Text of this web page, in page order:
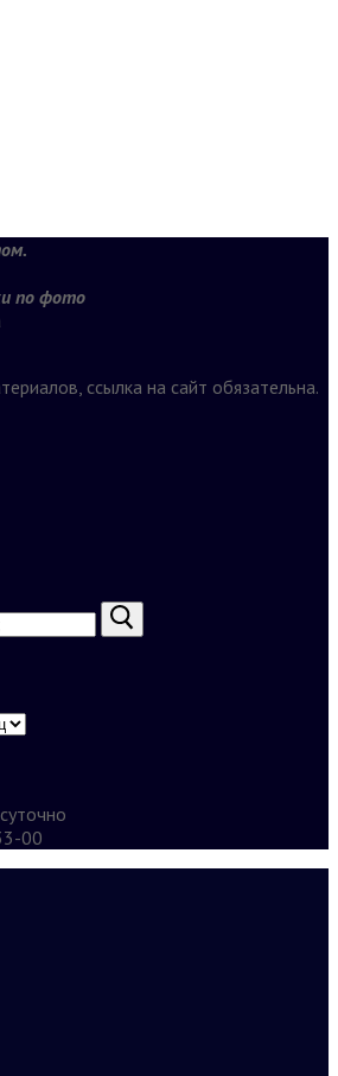
по фото
ссылка на сайт обязательна.
00